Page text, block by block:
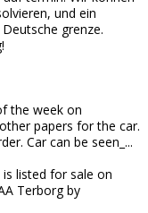
und ein
grenze.
the week on
papers for the car.
Car can be seen_...
is listed for sale on
Terborg by